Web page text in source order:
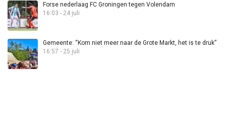
Forse nederlaag FC Groningen tegen Volendam
16:03 - 24 juli
Gemeente: “Kom niet meer naar de Grote Markt, het is te druk”
16:57 - 25 juli